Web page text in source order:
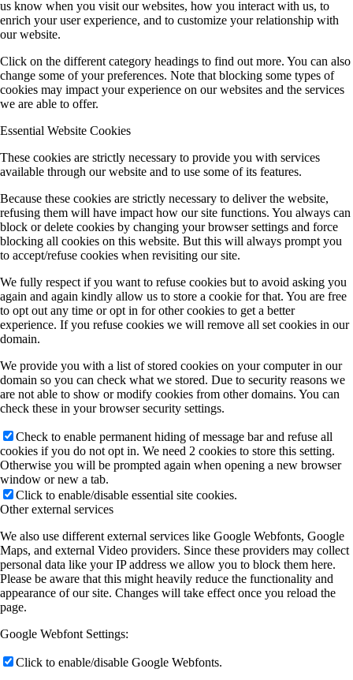
us know when you visit our websites, how you interact with us, to
enrich your user experience, and to customize your relationship with
our website.
Click on the different category headings to find out more. You can also
change some of your preferences. Note that blocking some types of
cookies may impact your experience on our websites and the services
we are able to offer.
Essential Website Cookies
These cookies are strictly necessary to provide you with services
available through our website and to use some of its features.
Because these cookies are strictly necessary to deliver the website,
refusing them will have impact how our site functions. You always can
block or delete cookies by changing your browser settings and force
blocking all cookies on this website. But this will always prompt you
to accept/refuse cookies when revisiting our site.
We fully respect if you want to refuse cookies but to avoid asking you
again and again kindly allow us to store a cookie for that. You are free
to opt out any time or opt in for other cookies to get a better
experience. If you refuse cookies we will remove all set cookies in our
domain.
We provide you with a list of stored cookies on your computer in our
domain so you can check what we stored. Due to security reasons we
are not able to show or modify cookies from other domains. You can
check these in your browser security settings.
Check to enable permanent hiding of message bar and refuse all
cookies if you do not opt in. We need 2 cookies to store this setting.
Otherwise you will be prompted again when opening a new browser
window or new a tab.
Click to enable/disable essential site cookies.
Other external services
We also use different external services like Google Webfonts, Google
Maps, and external Video providers. Since these providers may collect
personal data like your IP address we allow you to block them here.
Please be aware that this might heavily reduce the functionality and
appearance of our site. Changes will take effect once you reload the
page.
Google Webfont Settings:
Click to enable/disable Google Webfonts.